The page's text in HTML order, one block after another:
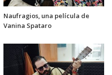
Naufragios, una película de
Vanina Spataro